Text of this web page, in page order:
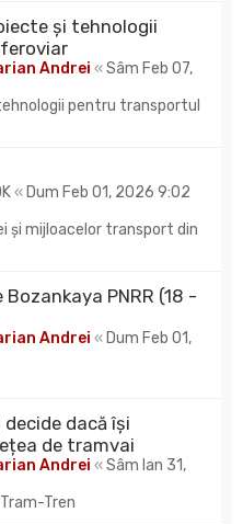
și tehnologii
Andrei «Sâm Feb 07,
pentru transportul
« Dum Feb 01, 2026 9:02
și mijloacelor transport din
PNRR (18 -
Andrei « Dum Feb 01,
dacă își
de tramvai
Andrei «Sâm Ian 31,
Tren